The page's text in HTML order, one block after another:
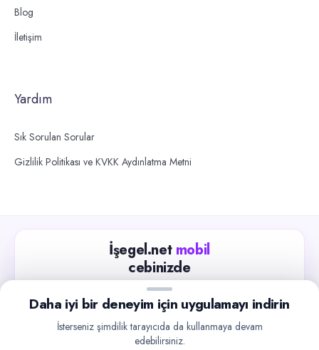
Blog
İletişim
Yardım
Sık Sorulan Sorular
Gizlilik Politikası ve KVKK Aydınlatma Metni
İşegel.net mobil
cebinizde
Güncel iş ilanlarını takip edin, işverenlerle hızlıca
iletişime geçin.
Google Play
Daha iyi bir deneyim için uygulamayı indirin
İsterseniz şimdilik tarayıcıda da kullanmaya devam
edebilirsiniz.